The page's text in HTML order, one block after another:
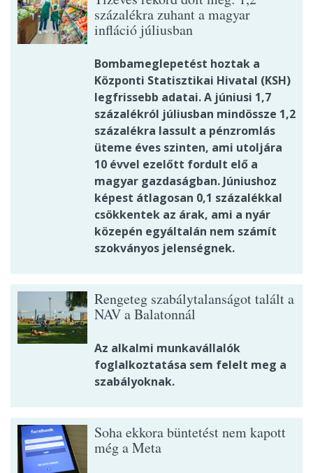
százalékra zuhant a magyar
infláció júliusban
Bombameglepetést hoztak a
Központi Statisztikai Hivatal (KSH)
legfrissebb adatai. A júniusi 1,7
százalékról júliusban mindössze 1,2
százalékra lassult a pénzromlás
üteme éves szinten, ami utoljára
10 évvel ezelőtt fordult elő a
magyar gazdaságban. Júniushoz
képest átlagosan 0,1 százalékkal
csökkentek az árak, ami a nyár
közepén egyáltalán nem számít
szokványos jelenségnek.
Rengeteg szabálytalanságot talált a
NAV a Balatonnál
Az alkalmi munkavállalók
foglalkoztatása sem felelt meg a
szabályoknak.
Soha ekkora büntetést nem kapott
még a Meta